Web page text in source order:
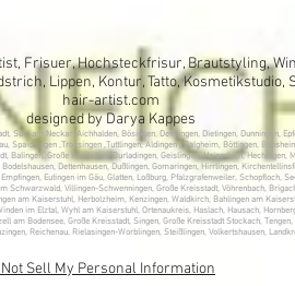
Frisuer, Hochsteckfrisur, Brautstyling,
Lippen, Kontur, Tatto,
hair-artist.com
designed by Darya Kappes
am Neckar ,Aichhalden, Bösingen, Deißlingen, Dietingen, Dunningen,
Spaichingen ,Trossingen ,Tuttlingen, Aldingen , Balgheim, Böttingen,
Große Kreisstadt, Burladingen, Geislingen, Haigerloch,
Dettenhausen, Dußlingen, Gomaringen, Hirrlingen,
Eutingen im Gäu, Glatten, Loßburg, Pfalzgrafenweiler,
Villingen-Schwenningen, Große Kreisstadt, Vöhrenbach,
am Kaiserstuhl, Herbolzheim, Kenzingen, Waldkirch, Bahlingen am
im Elztal, Wyhl am Kaiserstuhl, Ortenaukreis, Haslach, Hausach,
am Bodensee, Große Kreisstadt, Singen, Große Kreisstadt Stockach,
Reichenau, Rielasingen-Worblingen, Steißlingen, Volkertshausen,
Not Sell My Personal Information